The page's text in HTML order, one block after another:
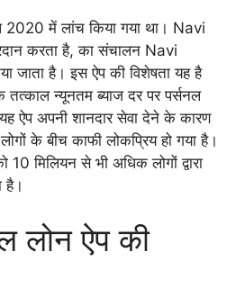
में लांच किया गया था। Navi
करता है, का संचालन Navi
जाता है। इस ऐप की विशेषता यह है
तत्काल न्यूनतम ब्याज दर पर पर्सनल
ऐप अपनी शानदार सेवा देने के कारण
के बीच काफी लोकप्रिय हो गया है।
10 मिलियन से भी अधिक लोगों द्वारा
है।
लोन ऐप की